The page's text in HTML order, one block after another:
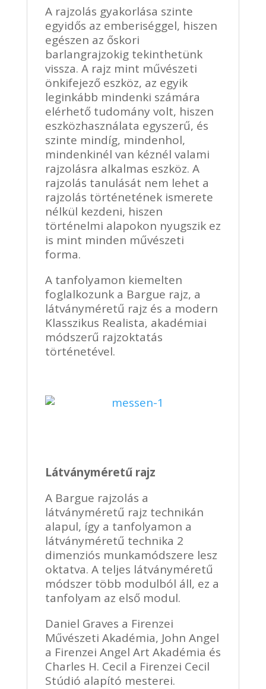
A rajzolás gyakorlása szinte
egyidős az emberiséggel, hiszen
egészen az őskori
barlangrajzokig tekinthetünk
vissza. A rajz mint művészeti
önkifejező eszköz, az egyik
leginkább mindenki számára
elérhető tudomány volt, hiszen
eszközhasználata egyszerű, és
szinte mindíg, mindenhol,
mindenkinél van kéznél valami
rajzolásra alkalmas eszköz. A
rajzolás tanulását nem lehet a
rajzolás történetének ismerete
nélkül kezdeni, hiszen
történelmi alapokon nyugszik ez
is mint minden művészeti
forma.
A tanfolyamon kiemelten
foglalkozunk a Bargue rajz, a
látványméretű rajz és a modern
Klasszikus Realista, akadémiai
módszerű rajzoktatás
történetével.
Látványméretű rajz
A Bargue rajzolás a
látványméretű rajz technikán
alapul, így a tanfolyamon a
látványméretű technika 2
dimenziós munkamódszere lesz
oktatva. A teljes látványméretű
módszer több modulból áll, ez a
tanfolyam az első modul.
Daniel Graves a Firenzei
Művészeti Akadémia, John Angel
a Firenzei Angel Art Akadémia és
Charles H. Cecil a Firenzei Cecil
Stúdió alapító mesterei.